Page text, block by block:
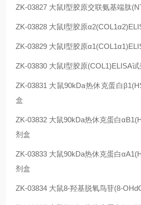
ZK-03827 大鼠Ⅰ型胶原交联氨基端肽
ZK-03828 大鼠Ⅰ型胶原
ZK-03829 大鼠Ⅰ型胶原
ZK-03830 大鼠Ⅰ型胶原(COL1)ELISA
ZK-03831 大鼠90kDa热休克蛋白
盒
ZK-03832 大鼠90kDa热休克蛋白
剂盒
ZK-03833 大鼠90kDa热休克蛋白
剂盒
ZK-03834 大鼠8-羟基脱氧鸟苷(8-